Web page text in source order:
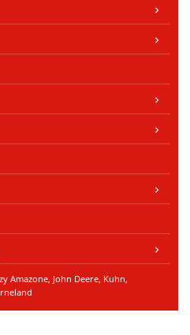
keyboard_arrow_right
keyboard_arrow_right
keyboard_arrow_right
keyboard_arrow_right
keyboard_arrow_right
keyboard_arrow_right
Amazone, John Deere, Kuhn,